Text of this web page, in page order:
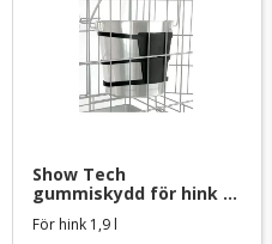
Show Tech
gummiskydd för hink -
1,9 l
För hink 1,9 l